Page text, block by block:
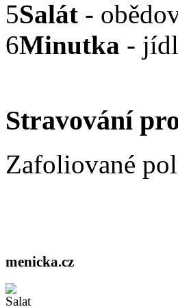
5Salát -
6Minutka -
Stravování
Zafoliované
menicka.cz